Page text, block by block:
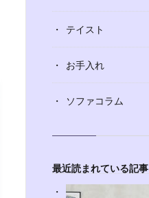
テイスト
お手入れ
ソファコラム
最近読まれている記事